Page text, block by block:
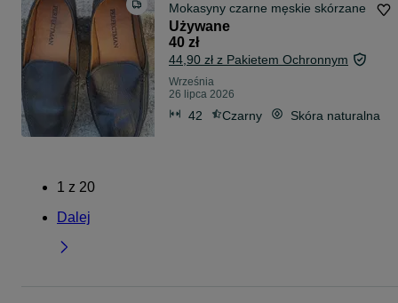
Mokasyny czarne męskie skórzane
Używane
40 zł
44,90 zł z Pakietem Ochronnym
Września
26 lipca 2026
42 Czarny Skóra naturalna
1 z 20
Dalej